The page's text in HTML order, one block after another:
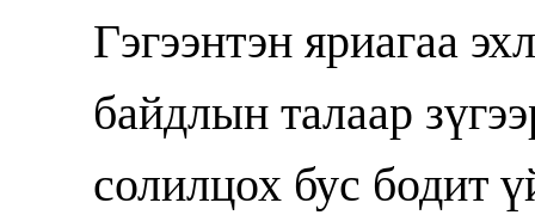
Гэгээнтэн яриагаа
байдлын талаар
солилцох бус бодит